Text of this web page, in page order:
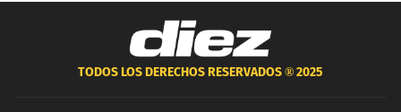
TODOS LOS DERECHOS RESERVADOS ®2025